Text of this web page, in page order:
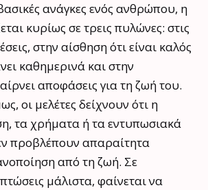
ανάγκες ενός ανθρώπου, η
κυρίως σε τρεις πυλώνες: στις
στην αίσθηση ότι είναι καλός
καθημερινά και στην
αποφάσεις για τη ζωή του.
οι μελέτες δείχνουν ότι η
τα χρήματα ή τα εντυπωσιακά
προβλέπουν απαραίτητα
από τη ζωή. Σε
μάλιστα, φαίνεται να